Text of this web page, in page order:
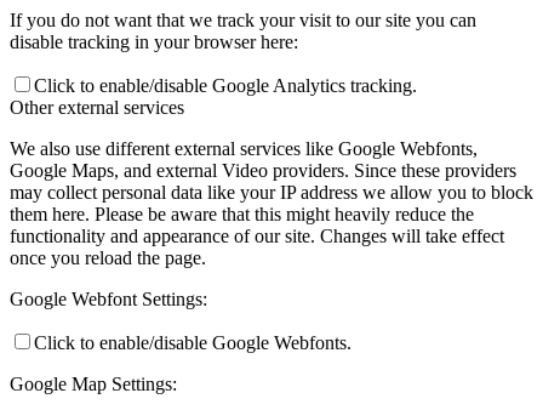
If you do not want that we track your visit to our site you can
disable tracking in your browser here:
Click to enable/disable Google Analytics tracking.
Other external services
We also use different external services like Google Webfonts,
Google Maps, and external Video providers. Since these providers
may collect personal data like your IP address we allow you to block
them here. Please be aware that this might heavily reduce the
functionality and appearance of our site. Changes will take effect
once you reload the page.
Google Webfont Settings:
Click to enable/disable Google Webfonts.
Google Map Settings: